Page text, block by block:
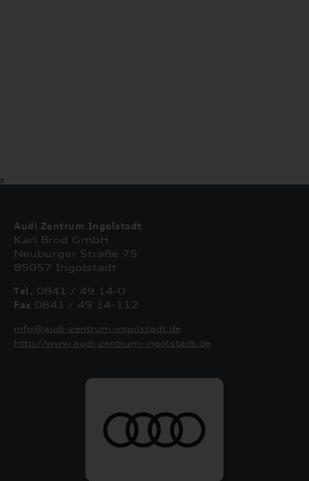
X
Audi Zentrum Ingolstadt
Karl Brod GmbH
Neuburger Straße 75
85057 Ingolstadt
Tel. 0841 / 49 14-0
Fax 0841 / 49 14-112
info@audi-zentrum-ingolstadt.de
http://www.audi-zentrum-ingolstadt.de